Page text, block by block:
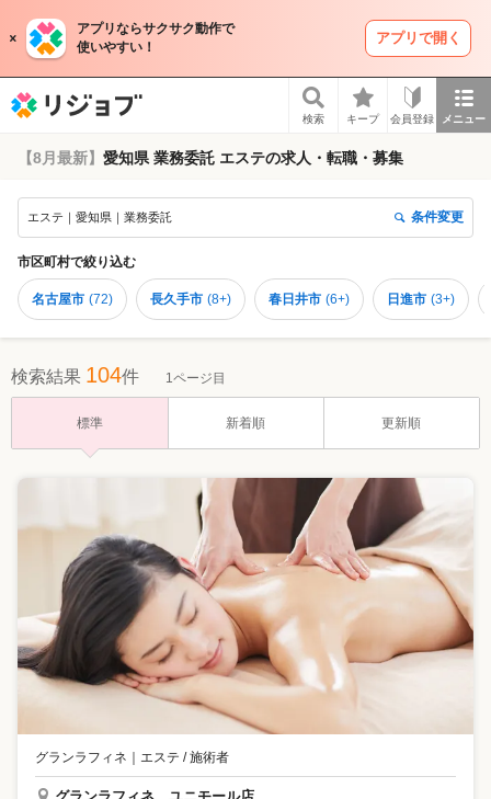
アプリならサクサク動作で
使いやすい！
アプリで開く
検索 キープ 会員登録 メニュー
【8月最新】 愛知県 業務委託 エステの求人・転職・募集
エステ｜愛知県｜業務委託 条件変更
市区町村で絞り込む
名古屋市 (72) 長久手市 (8+) 春日井市 (6+) 日進市 (3+)
検索結果 104件 1ページ目
標準 新着順 更新順
グランラフィネ エステ / 施術者